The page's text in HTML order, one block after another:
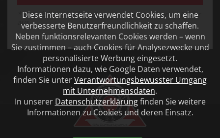
* Bitte füllen Sie alle mit einem Stern markierten Felder
aus
Diese Internetseite verwendet Cookies, um eine
verbesserte Benutzerfreundlichkeit zu schaffen.
Neben funktionsrelevanten Cookies werden – wenn
Sie zustimmen – auch Cookies für Analysezwecke und
personalisierte Werbung eingesetzt.
Informationen dazu, wie Google Daten verwendet,
finden Sie unterVerantwortungsbewusster Umgang
mit Unternehmensdaten.
In unserer Datenschutzerklärungfinden Sie weitere
Informationen zu Cookies und deren Einsatz.